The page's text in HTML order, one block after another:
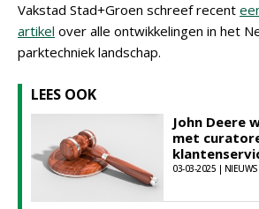
Vakstad Stad+Groen schreef recent
artikel over alle ontwikkelingen in het
parktechniek landschap.
LEES OOK
John Deere
met
03-03-2025 | NIEUWS